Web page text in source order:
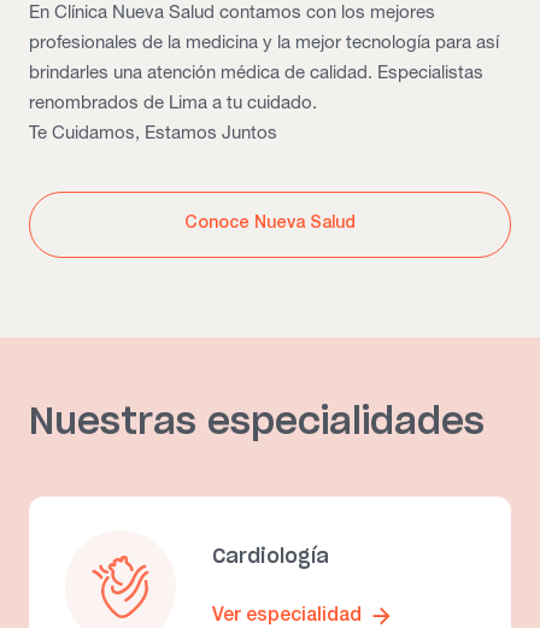
En Clínica Nueva Salud contamos con los mejores
profesionales de la medicina y la mejor tecnología para así
brindarles una atención médica de calidad. Especialistas
renombrados de Lima a tu cuidado.
Te Cuidamos, Estamos Juntos
Conoce Nueva Salud
Nuestras especialidades
Cardiología
Ver especialidad